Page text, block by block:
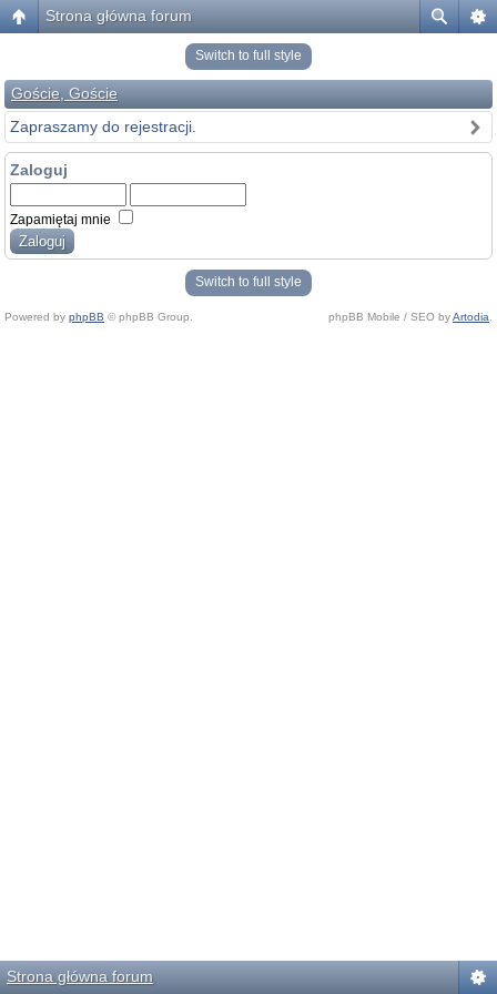
Strona główna forum
Switch to full style
Goście, Goście
Zapraszamy do rejestracji.
Zaloguj
Zapamiętaj mnie
Switch to full style
Powered by phpBB © phpBB Group. phpBB Mobile / SEO byArtodia
Strona główna forum